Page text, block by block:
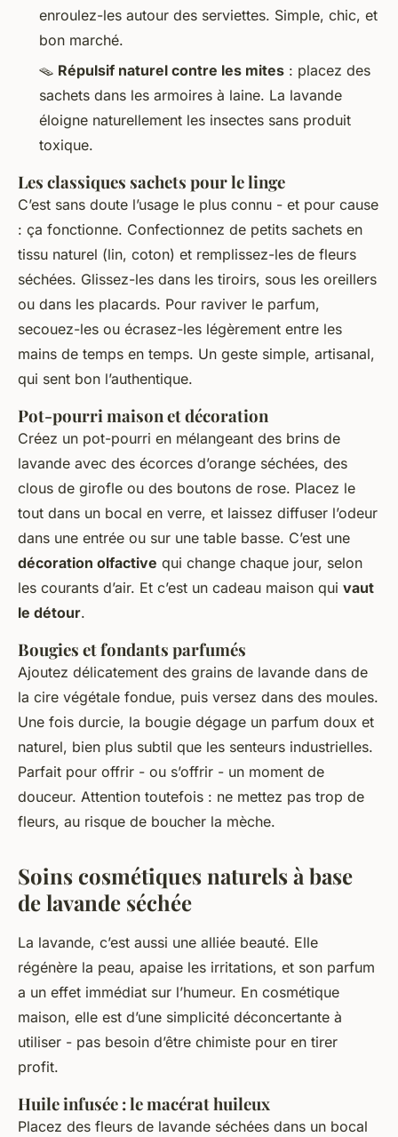
enroulez-les autour des serviettes. Simple, chic, et
bon marché.
🪤 Répulsif naturel contre les mites : placez des
sachets dans les armoires à laine. La lavande
éloigne naturellement les insectes sans produit
toxique.
Les classiques sachets pour le linge
C’est sans doute l’usage le plus connu - et pour cause
: ça fonctionne. Confectionnez de petits sachets en
tissu naturel (lin, coton) et remplissez-les de fleurs
séchées. Glissez-les dans les tiroirs, sous les oreillers
ou dans les placards. Pour raviver le parfum,
secouez-les ou écrasez-les légèrement entre les
mains de temps en temps. Un geste simple, artisanal,
qui sent bon l’authentique.
Pot-pourri maison et décoration
Créez un pot-pourri en mélangeant des brins de
lavande avec des écorces d’orange séchées, des
clous de girofle ou des boutons de rose. Placez le
tout dans un bocal en verre, et laissez diffuser l’odeur
dans une entrée ou sur une table basse. C’est une
décoration olfactive qui change chaque jour, selon
les courants d’air. Et c’est un cadeau maison qui vaut
le détour.
Bougies et fondants parfumés
Ajoutez délicatement des grains de lavande dans de
la cire végétale fondue, puis versez dans des moules.
Une fois durcie, la bougie dégage un parfum doux et
naturel, bien plus subtil que les senteurs industrielles.
Parfait pour offrir - ou s’offrir - un moment de
douceur. Attention toutefois : ne mettez pas trop de
fleurs, au risque de boucher la mèche.
Soins cosmétiques naturels à base
de lavande séchée
La lavande, c’est aussi une alliée beauté. Elle
régénère la peau, apaise les irritations, et son parfum
a un effet immédiat sur l’humeur. En cosmétique
maison, elle est d’une simplicité déconcertante à
utiliser - pas besoin d’être chimiste pour en tirer
profit.
Huile infusée : le macérat huileux
Placez des fleurs de lavande séchées dans un bocal